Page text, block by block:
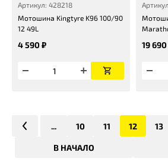
Артикул: 428218
Мотошина Kingtyre K96 100/90
12 49L
4 590 ₽ 19
В НАЧАЛО
... 10 11 12 13